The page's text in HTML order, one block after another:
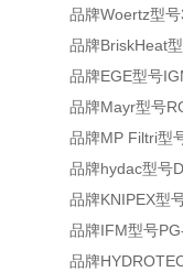
品牌Woertz型
品牌BriskHeat
品牌EGE型号
品牌Mayr型号
品牌MP Filtri型
品牌hydac型号
品牌KNIPEX型
品牌IFM型号
品牌